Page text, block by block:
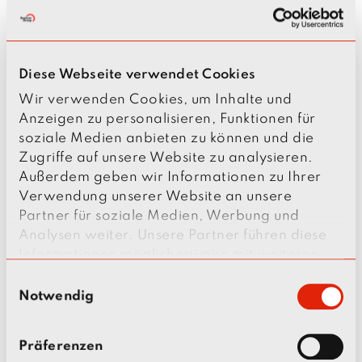
Diese Webseite verwendet Cookies
Wir verwenden Cookies, um Inhalte und
Anzeigen zu personalisieren, Funktionen für
soziale Medien anbieten zu können und die
Zugriffe auf unsere Website zu analysieren.
Außerdem geben wir Informationen zu Ihrer
Verwendung unserer Website an unsere
Partner für soziale Medien, Werbung und
Analysen weiter. Unsere Partner führen diese
haben oder die sie im Rahmen Ihrer Nutzung
Notwendig
Präferenzen
Frau Renkl und Herr Kitschke sind in dieser
Funktion unparteiisch, unabhängig und
weisungsungebunden.
WELCHE VERSTÖSSE KÖNNEN G
EMELDET WERDEN?
Nicht jede Meldung einer Verletzung von
Rechtsvorschriften ist vom HinSchG umfasst. Eine
Aufzählung aller erfassten Verstöße finden Sie in
§ 2 Hinweisgeberschutzgesetz, u.a. sind dies:
Strafbare Verstöße